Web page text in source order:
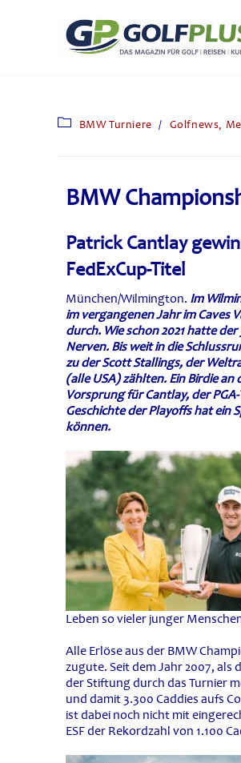
BMW Turniere / Golfnews,
BMW
Patrick Cantlay
FedExCup-Titel
München/Wilmington. Im
im vergangenen Jahr im Caves
durch. Wie schon 2021 hatte
Nerven. Bis weit in die
zu der Scott Stallings, der
(alle USA) zählten. Ein Birdie
Vorsprung für Cantlay, der
Geschichte der Playoffs hat ein
können.
Leben so vieler junger
Alle Erlöse aus der BMW
zugute. Seit dem Jahr 2007, als
der Stiftung durch das Turnier
und damit 3.300 Caddies aufs
ist dabei noch nicht mit
ESF der Rekordzahl von 1.100